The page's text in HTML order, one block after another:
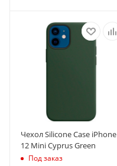
Чехол Silicone Case iPhone
12 Mini Cyprus Green
Под заказ